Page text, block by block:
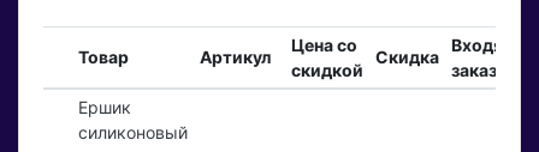
Товар Артикул
Цена со
скидкой
Скидка
Входящие
заказы
Ершик
силиконовый